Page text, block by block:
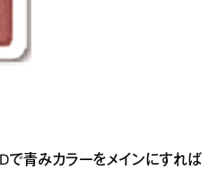
Dで青みカラーをメインにすれば